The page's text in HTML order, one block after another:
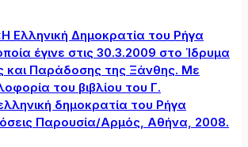
Ελληνική Δημοκρατία του Ρήγα
έγινε στις 30.3.2009 στο Ίδρυμα
και Παράδοσης της Ξάνθης. Με
του βιβλίου του Γ.
δημοκρατία του Ρήγα
Παρουσία/Αρμός, Αθήνα, 2008.